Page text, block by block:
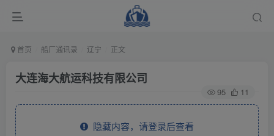
首页 船厂通讯录 辽宁 正文
大连海大航运科技有限公司
95 11
隐藏内容，请登录后查看